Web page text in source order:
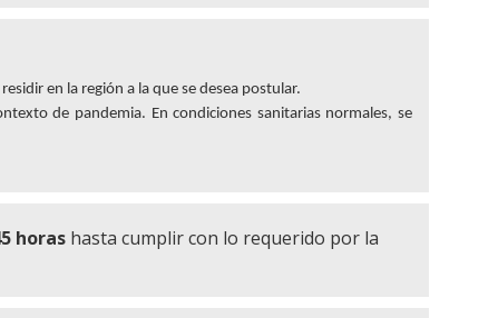
en la región a la que se desea postular.
de pandemia. En condiciones sanitarias normales, se
horas hasta cumplir con lo requerido por la